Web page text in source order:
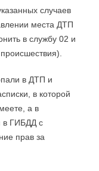
случаев
места ДТП
в службу 02 и
в ДТП и
в которой
а в
в ГИБДД с
прав за